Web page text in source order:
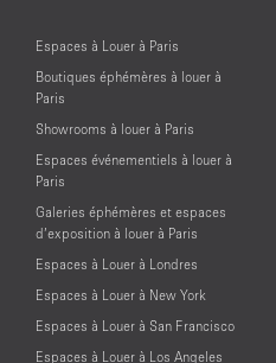
Espaces à Louer à Paris
Boutiques éphémères à louer à
Paris
Showrooms à louer à Paris
Espaces événementiels à louer à
Paris
Galeries éphémères et espaces
d’exposition à louer à Paris
Espaces à Louer à Londres
Espaces à Louer à New York
Espaces à Louer à San Francisco
Espaces à Louer à Los Angeles